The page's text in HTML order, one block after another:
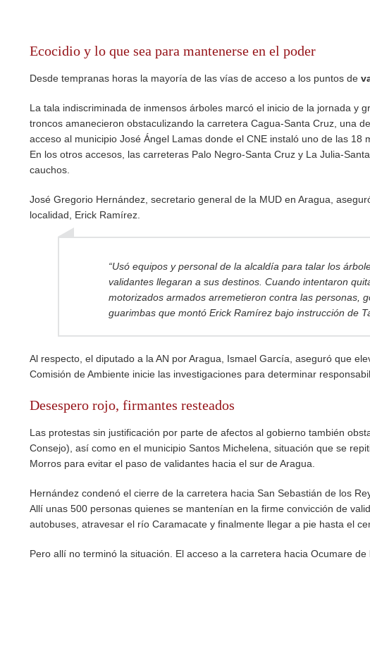
Ecocidio y lo que sea para mantenerse en el poder
Desde tempranas horas la mayoría de las vías de acceso a los puntos de
La tala indiscriminada de inmensos árboles marcó el inicio de la jornada y
troncos amanecieron obstaculizando la carretera Cagua-Santa Cruz, una
acceso al municipio José Ángel Lamas donde el CNE instaló uno de las 18
En los otros accesos, las carreteras Palo Negro-Santa Cruz y La Julia-
cauchos.
José Gregorio Hernández, secretario general de la MUD en Aragua,
localidad, Erick Ramírez.
“Usó equipos y personal de la alcaldía para talar los
validantes llegaran a sus destinos. Cuando intentaron
motorizados armados arremetieron contra las personas,
guarimbas que montó Erick Ramírez bajo instrucción de
Al respecto, el diputado a la AN por Aragua, Ismael García, aseguró que
Comisión de Ambiente inicie las investigaciones para determinar
Desespero rojo, firmantes resteados
Las protestas sin justificación por parte de afectos al gobierno también
Consejo), así como en el municipio Santos Michelena, situación que se
Morros para evitar el paso de validantes hacia el sur de Aragua.
Hernández condenó el cierre de la carretera hacia San Sebastián de los
Allí unas 500 personas quienes se mantenían en la firme convicción de
autobuses, atravesar el río Caramacate y finalmente llegar a pie hasta el
Pero allí no terminó la situación. El acceso a la carretera hacia Ocumare